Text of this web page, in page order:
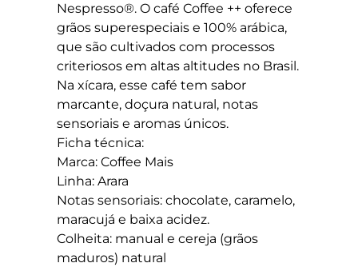
Nespresso®. O café Coffee ++ oferece
grãos superespeciais e 100% arábica,
que são cultivados com processos
criteriosos em altas altitudes no Brasil.
Na xícara, esse café tem sabor
marcante, doçura natural, notas
sensoriais e aromas únicos.
Ficha técnica:
Marca: Coffee Mais
Linha: Arara
Notas sensoriais: chocolate, caramelo,
maracujá e baixa acidez.
Colheita: manual e cereja (grãos
maduros) natural